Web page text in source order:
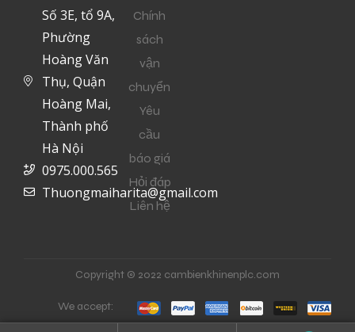
Số 3E, tổ 9A,
Phường
Hoàng Văn
Thụ, Quận
Hoàng Mai,
Thành phố
Hà Nội
0975.000.565
Thuongmaiharita@gmail.com
Chính
sách
vận
chuyển
Yêu
cầu
báo giá
Hỏi đáp
Liên hệ
Copyright © 2022 cambienkhinenplc.com
We accept: